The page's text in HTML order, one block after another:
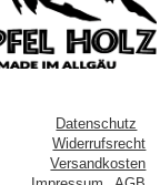
Datenschutz
Widerrufsrecht
Versandkosten